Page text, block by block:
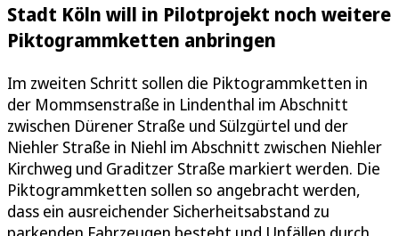
Stadt Köln will in Pilotprojekt noch weitere
Piktogrammketten anbringen
Im zweiten Schritt sollen die Piktogrammketten in
der Mommsenstraße in Lindenthal im Abschnitt
zwischen Dürener Straße und Sülzgürtel und der
Niehler Straße in Niehl im Abschnitt zwischen Niehler
Kirchweg und Graditzer Straße markiert werden. Die
Piktogrammketten sollen so angebracht werden,
dass ein ausreichender Sicherheitsabstand zu